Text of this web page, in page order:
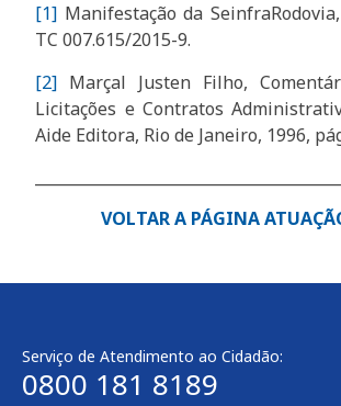
[1] Manifestação da
TC 007.615/2015-9.
[2] Marçal Justen Filho,
Licitações e Contratos
Aide Editora, Rio de Janeiro, 1996,
VOLTAR A PÁGINA
Serviço de Atendimento ao Cidadão:
0800 181 8189